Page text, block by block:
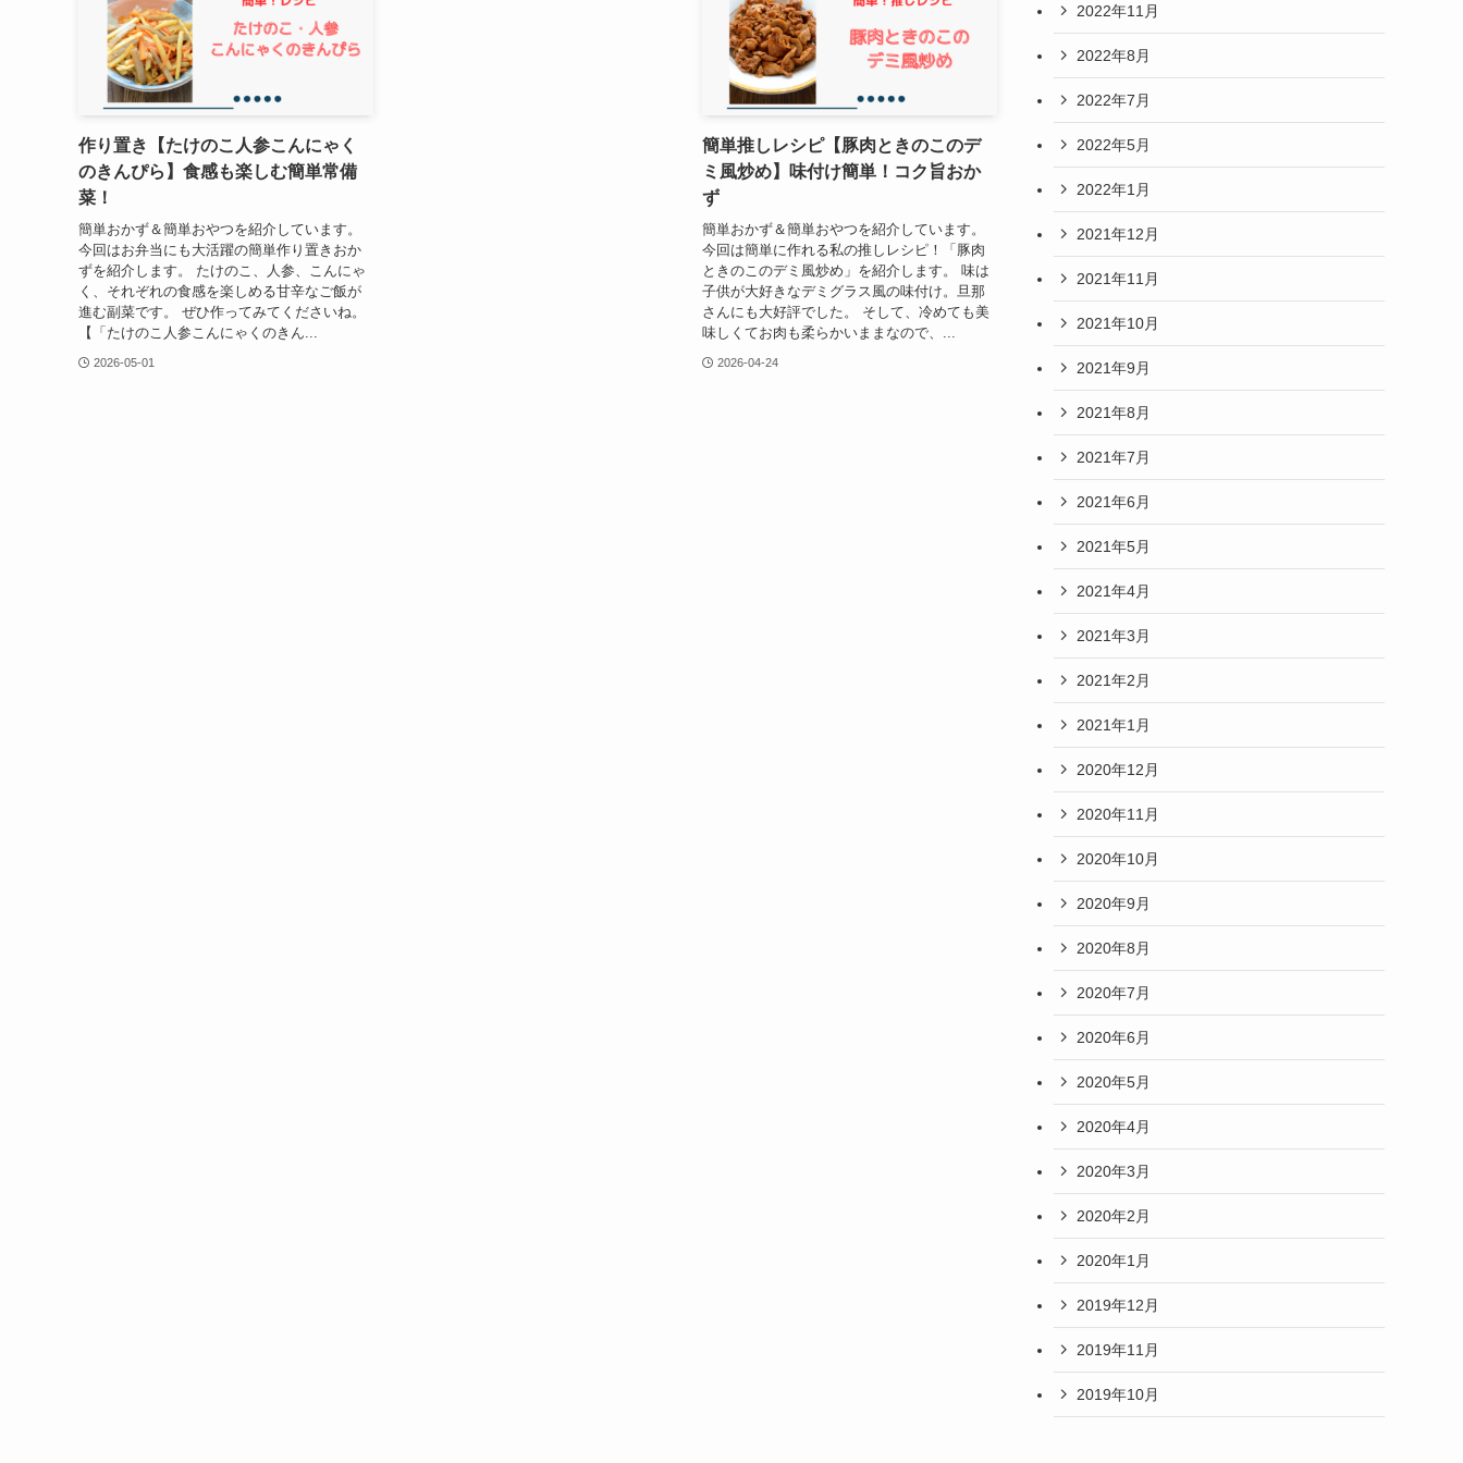
作り置き【たけのこ人参こんにゃく
のきんぴら】食感も楽しむ簡単常備
菜！
簡単おかず＆簡単おやつを紹介しています。
今回はお弁当にも大活躍の簡単作り置きおか
ずを紹介します。 たけのこ、人参、こんにゃ
く、それぞれの食感を楽しめる甘辛なご飯が
進む副菜です。 ぜひ作ってみてくださいね。
【「たけのこ人参こんにゃくのきん...
2026-05-01
簡単推しレシピ【豚肉ときのこのデ
ミ風炒め】味付け簡単！コク旨おか
ず
簡単おかず＆簡単おやつを紹介しています。
今回は簡単に作れる私の推しレシピ！「豚肉
ときのこのデミ風炒め」を紹介します。 味は
子供が大好きなデミグラス風の味付け。旦那
さんにも大好評でした。 そして、冷めても美
味しくてお肉も柔らかいままなので、...
2026-04-24
2022年11月
2022年8月
2022年7月
2022年5月
2022年1月
2021年12月
2021年11月
2021年10月
2021年9月
2021年8月
2021年7月
2021年6月
2021年5月
2021年4月
2021年3月
2021年2月
2021年1月
2020年12月
2020年11月
2020年10月
2020年9月
2020年8月
2020年7月
2020年6月
2020年5月
2020年4月
2020年3月
2020年2月
2020年1月
2019年12月
2019年11月
2019年10月